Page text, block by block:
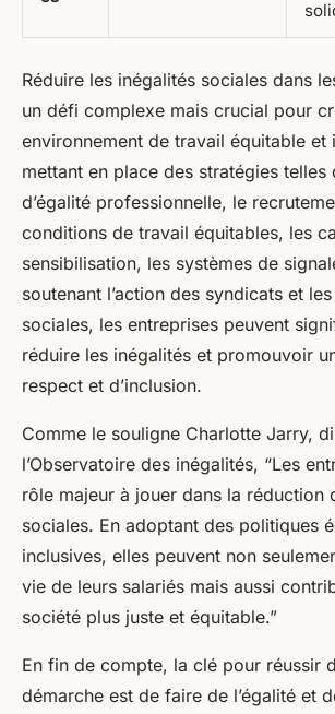
Réduire les inégalités sociales dans
un défi complexe mais crucial pour
environnement de travail équitable et
mettant en place des stratégies telles
d’égalité professionnelle, le
conditions de travail équitables, les
sensibilisation, les systèmes de
soutenant l’action des syndicats et
sociales, les entreprises peuvent
réduire les inégalités et promouvoir
respect et d’inclusion.
Comme le souligne Charlotte Jarry,
l’Observatoire des inégalités, “Les
rôle majeur à jouer dans la réduction
sociales. En adoptant des politiques
inclusives, elles peuvent non
vie de leurs salariés mais aussi
société plus juste et équitable.”
En fin de compte, la clé pour réussir
démarche est de faire de l’égalité et